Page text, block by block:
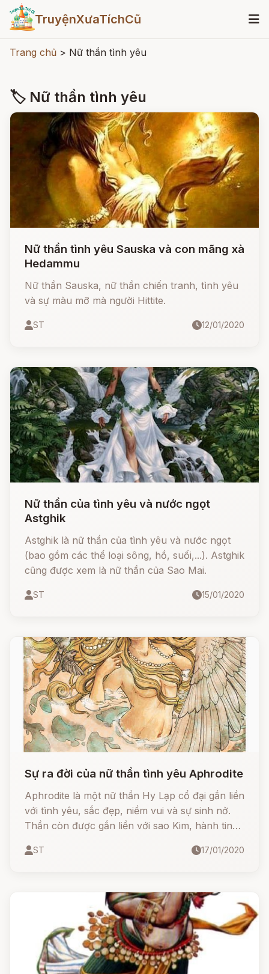
TruyệnXưaTíchCũ
Trang chủ > Nữ thần tình yêu
🏷 Nữ thần tình yêu
Nữ thần tình yêu Sauska và con mãng xà
Hedammu
Nữ thần Sauska, nữ thần chiến tranh, tình yêu
và sự màu mỡ mà người Hittite.
ST 12/01/2020
Nữ thần của tình yêu và nước ngọt
Astghik
Astghik là nữ thần của tình yêu và nước ngọt
(bao gồm các thể loại sông, hồ, suối,...). Astghik
cũng được xem là nữ thần của Sao Mai.
ST 15/01/2020
Sự ra đời của nữ thần tình yêu Aphrodite
Aphrodite là một nữ thần Hy Lạp cổ đại gắn liền
với tình yêu, sắc đẹp, niềm vui và sự sinh nở.
Thần còn được gắn liền với sao Kim, hành tinh
một bản sao dựa trên Aphrodite. Các biểu
ST 17/01/2020